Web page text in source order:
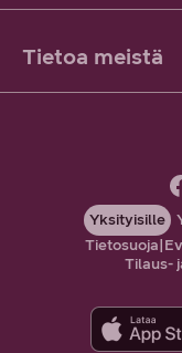
Tietoa meistä
Yksityisille
Tietosuoja|
Tilaus-